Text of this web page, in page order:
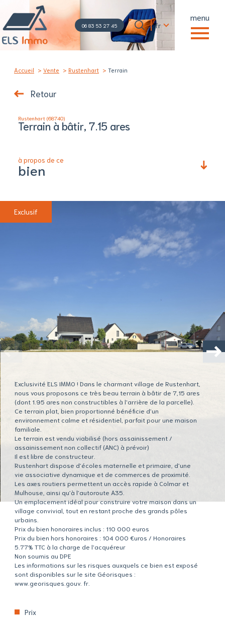
menu
06 83 53 27 45
Langue
fr
Accueil 06 83 53 27 45
0
fr
Accueil Vente Rustenhart Terrain
Retour
Rustenhart (68740)
Terrain à bâtir, 7.15 ares
à propos de ce
bien
Exclusivité ELS IMMO ! Dans le charmant village de Rustenhart,
nous vous proposons ce très beau terrain à bâtir de 7,15 ares
(dont 1.95 ares non constructibles à l'arrière de la parcelle).
Ce terrain plat, bien proportionné bénéficie d’un
environnement calme et résidentiel, parfait pour une maison
familiale.
Le terrain est vendu viabilisé (hors assainissement /
assainissement non collectif (ANC) à prévoir)
Il est libre de constructeur.
Rustenhart dispose d’écoles maternelle et primaire, d’une
vie associative dynamique et de commerces de proximité.
Les axes routiers permettent un accès rapide à Colmar et
Mulhouse, ainsi qu’à l’autoroute A35.
Un emplacement idéal pour construire votre maison dans un
village convivial, tout en restant proche des grands pôles
urbains.
Prix du bien honoraires inclus : 110 000 euros
Prix du bien hors honoraires : 104 000 €uros / Honoraires
5.77% TTC à la charge de l'acquéreur
Non soumis au DPE
Les informations sur les risques auxquels ce bien est exposé
sont disponibles sur le site Géorisques :
www.georisques.gouv. fr.
Prix
Exclusif